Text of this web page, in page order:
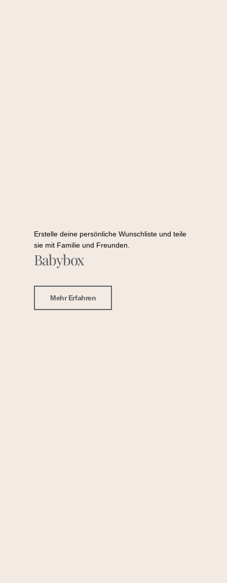
Erstelle deine persönliche Wunschliste und teile
sie mit Familie und Freunden.
Babybox
Mehr Erfahren